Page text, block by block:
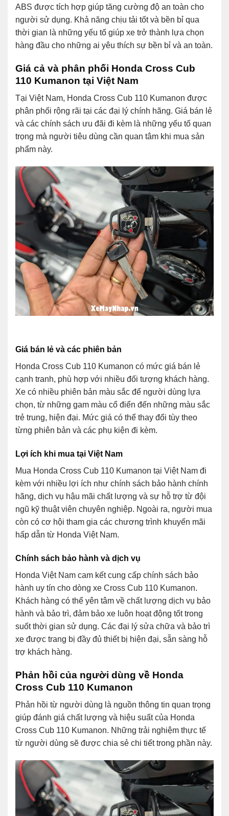
ABS được tích hợp giúp tăng cường độ an toàn cho
người sử dụng. Khả năng chịu tải tốt và bền bỉ qua
thời gian là những yếu tố giúp xe trở thành lựa chọn
hàng đầu cho những ai yêu thích sự bền bỉ và an toàn.
Giá cả và phân phối Honda Cross Cub
110 Kumanon tại Việt Nam
Tại Việt Nam, Honda Cross Cub 110 Kumanon được
phân phối rộng rãi tại các đại lý chính hãng. Giá bán lẻ
và các chính sách ưu đãi đi kèm là những yếu tố quan
trọng mà người tiêu dùng cần quan tâm khi mua sản
phẩm này.
Giá bán lẻ và các phiên bản
Honda Cross Cub 110 Kumanon có mức giá bán lẻ
cạnh tranh, phù hợp với nhiều đối tượng khách hàng.
Xe có nhiều phiên bản màu sắc để người dùng lựa
chọn, từ những gam màu cổ điển đến những màu sắc
trẻ trung, hiện đại. Mức giá có thể thay đổi tùy theo
từng phiên bản và các phụ kiện đi kèm.
Lợi ích khi mua tại Việt Nam
Mua Honda Cross Cub 110 Kumanon tại Việt Nam đi
kèm với nhiều lợi ích như chính sách bảo hành chính
hãng, dịch vụ hậu mãi chất lượng và sự hỗ trợ từ đội
ngũ kỹ thuật viên chuyên nghiệp. Ngoài ra, người mua
còn có cơ hội tham gia các chương trình khuyến mãi
hấp dẫn từ Honda Việt Nam.
Chính sách bảo hành và dịch vụ
Honda Việt Nam cam kết cung cấp chính sách bảo
hành uy tín cho dòng xe Cross Cub 110 Kumanon.
Khách hàng có thể yên tâm về chất lượng dịch vụ bảo
hành và bảo trì, đảm bảo xe luôn hoạt động tốt trong
suốt thời gian sử dụng. Các đại lý sửa chữa và bảo trì
xe được trang bị đầy đủ thiết bị hiện đại, sẵn sàng hỗ
trợ khách hàng.
Phản hồi của người dùng về Honda
Cross Cub 110 Kumanon
Phản hồi từ người dùng là nguồn thông tin quan trọng
giúp đánh giá chất lượng và hiệu suất của Honda
Cross Cub 110 Kumanon. Những trải nghiệm thực tế
từ người dùng sẽ được chia sẻ chi tiết trong phần này.